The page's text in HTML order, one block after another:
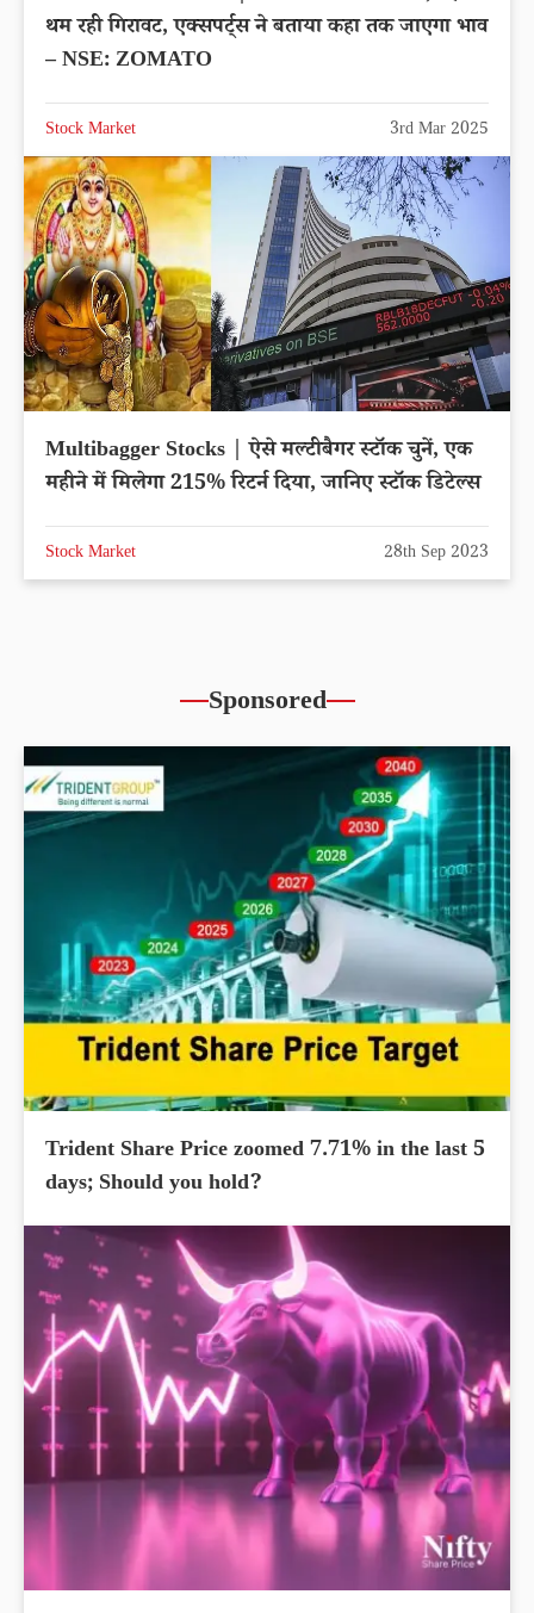
थम रही गिरावट, एक्सपर्ट्स ने बताया कहा तक जाएगा भाव
– NSE: ZOMATO
Stock Market 3rd Mar 2025
Multibagger Stocks | ऐसे मल्टीबैगर स्टॉक चुनें, एक
महीने में मिलेगा 215% रिटर्न दिया, जानिए स्टॉक डिटेल्स
Stock Market 28th Sep 2023
Sponsored
Trident Share Price zoomed 7.71% in the last 5
days; Should you hold?